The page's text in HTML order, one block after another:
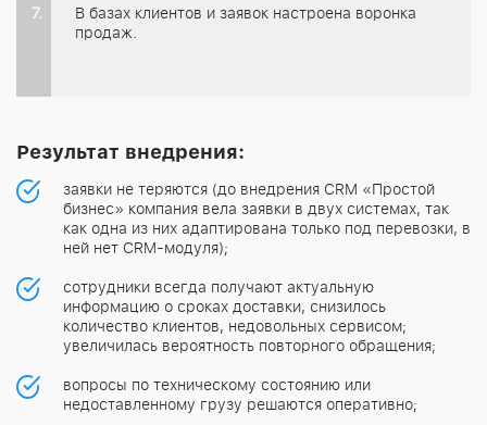
В базах клиентов и заявок настроена воронка
продаж.
Результат внедрения:
заявки не теряются (до внедрения CRM «Простой
бизнес» компания вела заявки в двух системах, так
как одна из них адаптирована только под перевозки, в
ней нет CRM-модуля);
сотрудники всегда получают актуальную
информацию о сроках доставки, снизилось
количество клиентов, недовольных сервисом;
увеличилась вероятность повторного обращения;
вопросы по техническому состоянию или
недоставленному грузу решаются оперативно;